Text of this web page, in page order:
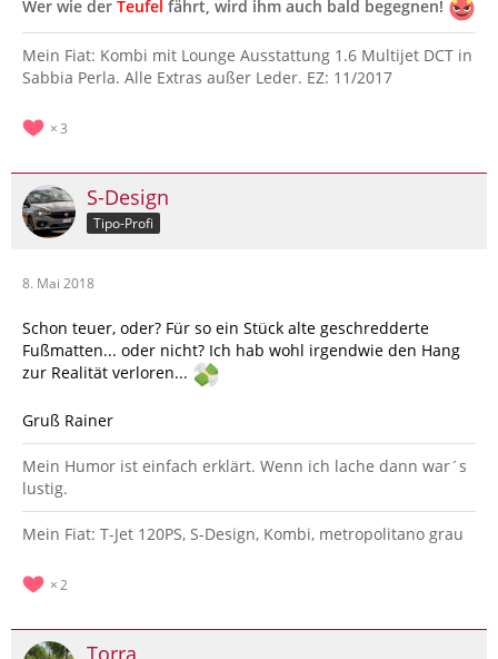
Wer wie der Teufel fährt, wird ihm auch bald begegnen!
Mein Fiat: Kombi mit Lounge Ausstattung 1.6 Multijet DCT in
Sabbia Perla. Alle Extras außer Leder. EZ: 11/2017
3
S-Design
Tipo-Profi
8. Mai 2018
Schon teuer, oder? Für so ein Stück alte geschredderte
Fußmatten... oder nicht? Ich hab wohl irgendwie den Hang
zur Realität verloren...
Gruß Rainer
Mein Humor ist einfach erklärt. Wenn ich lache dann war´s
lustig.
Mein Fiat: T-Jet 120PS, S-Design, Kombi, metropolitano grau
2
Torra